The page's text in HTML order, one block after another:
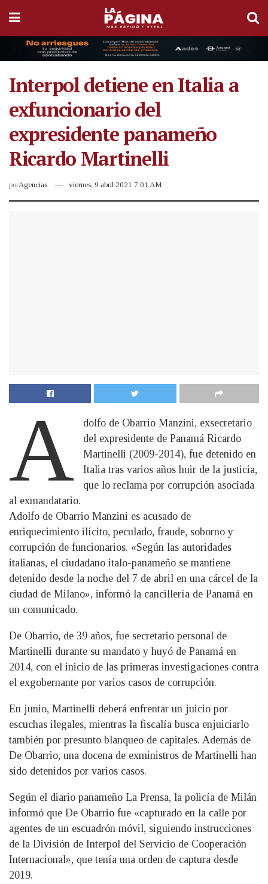
Interpol detiene en Italia a
exfuncionario del
expresidente panameño
Ricardo Martinelli
porAgencias viernes, 9 abril 2021 7:01 AM
A
dolfo de Obarrio Manzini, exsecretario
del expresidente de Panamá Ricardo
Martinelli (2009-2014), fue detenido en
Italia tras varios años huir de la justicia,
que lo reclama por corrupción asociada
al exmandatario.
Adolfo de Obarrio Manzini es acusado de
enriquecimiento ilícito, peculado, fraude, soborno y
corrupción de funcionarios. «Según las autoridades
italianas, el ciudadano italo-panameño se mantiene
detenido desde la noche del 7 de abril en una cárcel de la
ciudad de Milano», informó la cancillería de Panamá en
un comunicado.
De Obarrio, de 39 años, fue secretario personal de
Martinelli durante su mandato y huyó de Panamá en
2014, con el inicio de las primeras investigaciones contra
el exgobernante por varios casos de corrupción.
En junio, Martinelli deberá enfrentar un juicio por
escuchas ilegales, mientras la fiscalía busca enjuiciarlo
también por presunto blanqueo de capitales. Además de
De Obarrio, una docena de exministros de Martinelli han
sido detenidos por varios casos.
Según el diario panameño La Prensa, la policía de Milán
informó que De Obarrio fue «capturado en la calle por
agentes de un escuadrón móvil, siguiendo instrucciones
de la División de Interpol del Servicio de Cooperación
Internacional», que tenía una orden de captura desde
2019.